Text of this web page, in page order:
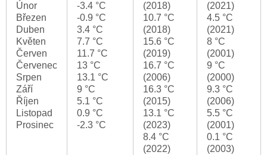
Únor
Březen
Duben
Květen
Červen
Červenec
Srpen
Září
Říjen
Listopad
Prosinec
-3.4 °C
-0.9 °C
3.4 °C
7.7 °C
11.7 °C
13 °C
13.1 °C
9 °C
5.1 °C
0.9 °C
-2.3 °C
(2018)
10.7 °C
(2018)
15.6 °C
(2019)
16.7 °C
(2006)
16.3 °C
(2015)
13.1 °C
(2023)
8.4 °C
(2022)
(2021)
4.5 °C
(2021)
8 °C
(2001)
9 °C
(2000)
9.3 °C
(2006)
5.5 °C
(2001)
0.1 °C
(2003)